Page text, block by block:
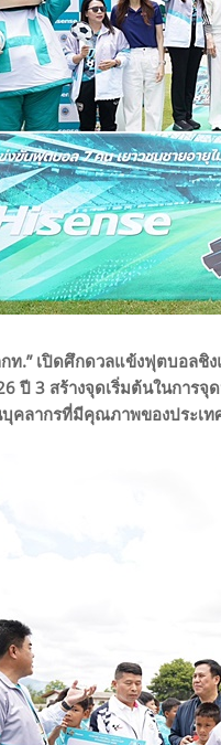
ท.” เปิดศึกดวลแข้งฟุตบอลชิง
ปี 3 สร้างจุดเริ่มต้นในการ
คลากรที่มีคุณภาพของประเท